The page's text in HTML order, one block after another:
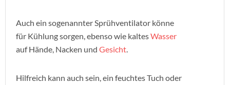
Auch ein sogenannter Sprühventilator könne
für Kühlung sorgen, ebenso wie kaltesWasser
auf Hände, Nacken und Gesicht.
Hilfreich kann auch sein, ein feuchtes Tuch oder